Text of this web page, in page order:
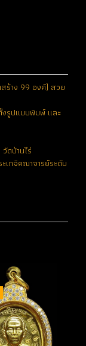
ร้าง 99 องค์) สวย
งรูปแบบพิมพ์ และ
ดบ้านไร่
เกจิคณาจารย์ระดับ